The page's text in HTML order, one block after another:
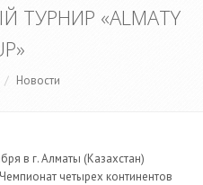
«ALMATY
Новости
в г. Алматы (Казахстан)
четырех континентов